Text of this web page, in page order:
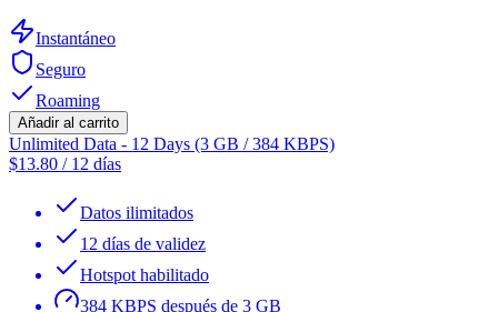
Instantáneo
Seguro
Roaming
Añadir al carrito
Unlimited Data - 12 Days (3 GB / 384 KBPS)
$13.80 / 12 días
Datos ilimitados
12 días de validez
Hotspot habilitado
384 KBPS después de 3 GB